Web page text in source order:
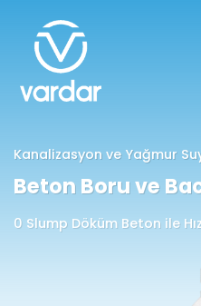
Kanalizasyon ve Yağmur
Beton Boru ve
0 Slump Döküm Beton ile